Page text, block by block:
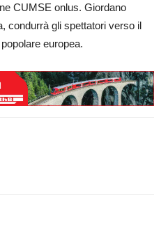
CUMSE onlus. Giordano
condurrà gli spettatori verso il
europea.